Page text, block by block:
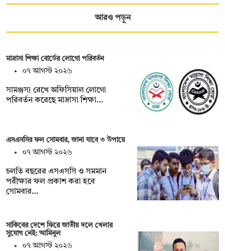
আরও পড়ুন
মাদ্রাসা শিক্ষা বোর্ডের লোগো পরিবর্তন
০৭ আগস্ট ২০২৬
সামঞ্জস্য রেখে অফিসিয়াল লোগো
পরিবর্তন করেছে মাদ্রাসা শিক্ষা…
এসএসসির ফল সোমবার, জানা যাবে ৩ উপায়ে
০৭ আগস্ট ২০২৬
চলতি বছরের এসএসসি ও সমমান
পরীক্ষার ফল প্রকাশ করা হবে
সোমবার…
সাকিবের দেশে ফিরে জাতীয় দলে খেলার
সুযোগ নেই: আমিনুল
০৭ আগস্ট ২০২৬